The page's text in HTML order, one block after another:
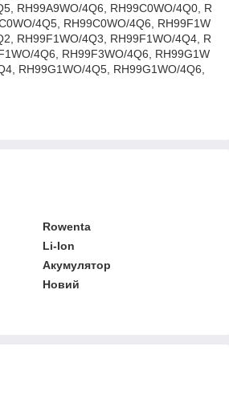
RH99A9WO/4Q6, RH99C0WO/4Q0, R
4Q5, RH99C0WO/4Q6, RH99F1W
RH99F1WO/4Q3, RH99F1WO/4Q4, R
4Q6, RH99F3WO/4Q6, RH99G1W
RH99G1WO/4Q5, RH99G1WO/4Q6,
Rowenta
Li-Ion
Акумулятор
Новий